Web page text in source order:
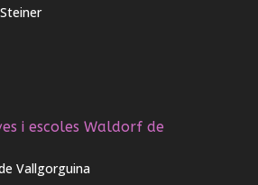
i escoles Waldorf de
Vallgorguina